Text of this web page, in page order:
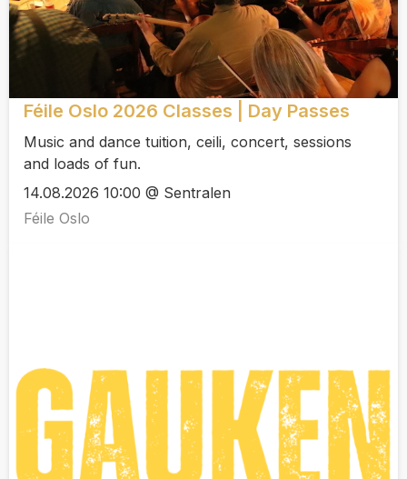
Féile Oslo 2026 Classes | Day Passes
Music and dance tuition, ceili, concert, sessions
and loads of fun.
14.08.2026 10:00 @ Sentralen
Féile Oslo